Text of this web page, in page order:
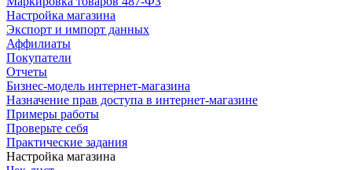
Настройка магазина
Экспорт и импорт данных
Аффилиаты
Покупатели
Отчеты
Бизнес-модель интернет-магазина
Назначение прав доступа в интернет-магазине
Примеры работы
Проверьте себя
Практические задания
Настройка магазина